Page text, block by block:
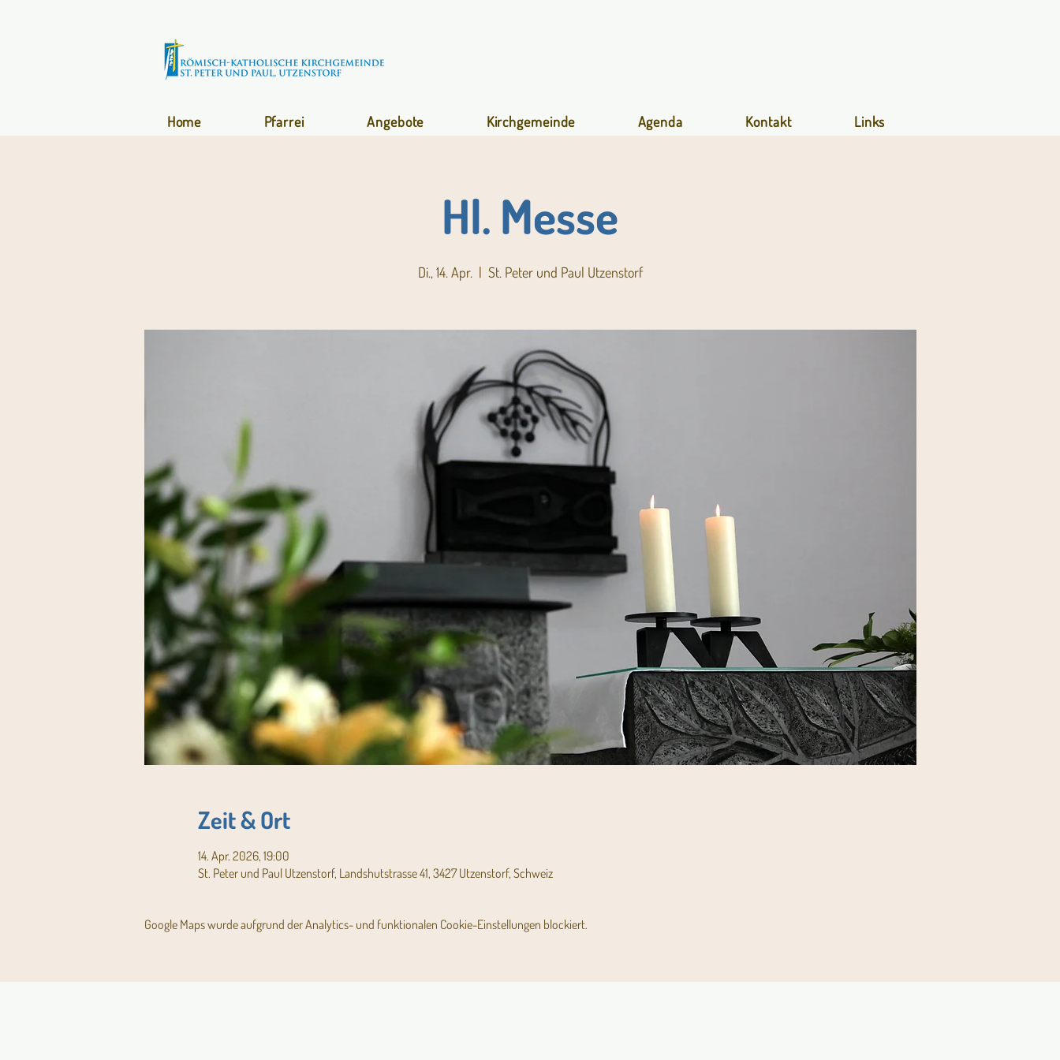
Home Pfarrei Angebote Kirchgemeinde Agenda Kontakt Links
Hl. Messe
Di., 14. Apr.
  |
St. Peter und Paul Utzenstorf
Zeit & Ort
14. Apr. 2026, 19:00
St. Peter und Paul Utzenstorf, Landshutstrasse 41, 3427 Utzenstorf, Schweiz
Google Maps wurde aufgrund der Analytics- und funktionalen Cookie-Einstellungen blockiert.